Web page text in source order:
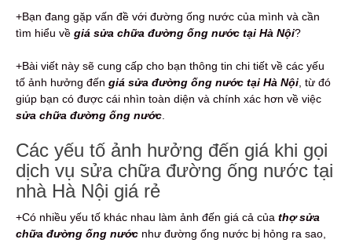
+Bạn đang gặp vấn đề với đường ống nước của mình và cần
tìm hiểu về giá sửa chữa đường ống nước tại Hà Nội?
+Bài viết này sẽ cung cấp cho bạn thông tin chi tiết về các yếu
tố ảnh hưởng đến giá sửa đường ống nước tại Hà Nội , từ đó
giúp bạn có được cái nhìn toàn diện và chính xác hơn về việc
sửa chữa đường ống nước
Các yếu tố ảnh hưởng đến giá khi gọi
dịch vụ sửa chữa đường ống nước tại
nhà Hà Nội giá rẻ
+Có nhiều yếu tố khác nhau làm ảnh đến giá cả của thợ sửa
chữa đường ống nước như đường ống nước bị hỏng ra sao,